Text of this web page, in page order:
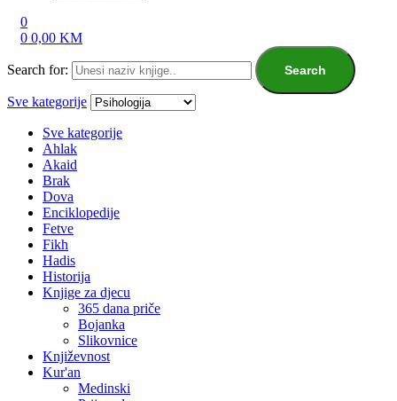
0
0 0,00 KM
Search for: Search
Sve kategorije
Sve kategorije
Ahlak
Akaid
Brak
Dova
Enciklopedije
Fetve
Fikh
Hadis
Historija
Knjige za djecu
365 dana priče
Bojanka
Slikovnice
Književnost
Kur'an
Medinski